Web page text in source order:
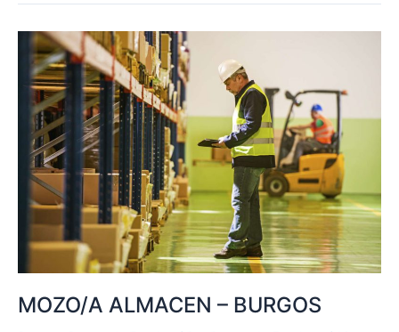
MOZO/A ALMACEN – BURGOS
MOZO/A
ALMACEN
BURGOS